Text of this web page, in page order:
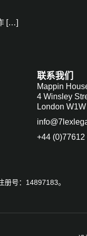
[…]
联系我们
Mappin
4 Winsley
London
+44 (0)77612
号：14897183。